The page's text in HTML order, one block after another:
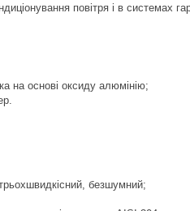
повітря і в системах
на основі оксиду алюмінію;
безшумний;